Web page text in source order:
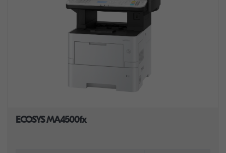
ECOSYS MA4500fx